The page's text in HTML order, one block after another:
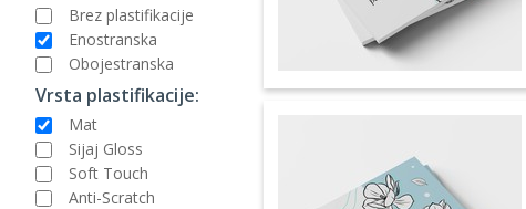
Brez plastifikacije
Enostranska
Obojestranska
Vrsta plastifikacije:
Mat
Sijaj Gloss
Soft Touch
Anti-Scratch